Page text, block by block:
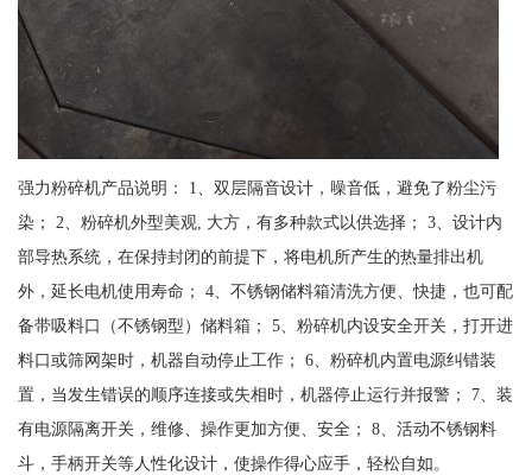
强力粉碎机产品说明： 1、双层隔音设计，噪音低，避免了粉尘污
染； 2、粉碎机外型美观, 大方，有多种款式以供选择； 3、设计内
部导热系统，在保持封闭的前提下，将电机所产生的热量排出机
外，延长电机使用寿命； 4、不锈钢储料箱清洗方便、快捷，也可配
备带吸料口（不锈钢型）储料箱； 5、粉碎机内设安全开关，打开进
料口或筛网架时，机器自动停止工作； 6、粉碎机内置电源纠错装
置，当发生错误的顺序连接或失相时，机器停止运行并报警； 7、装
有电源隔离开关，维修、操作更加方便、安全； 8、活动不锈钢料
斗，手柄开关等人性化设计，使操作得心应手，轻松自如。